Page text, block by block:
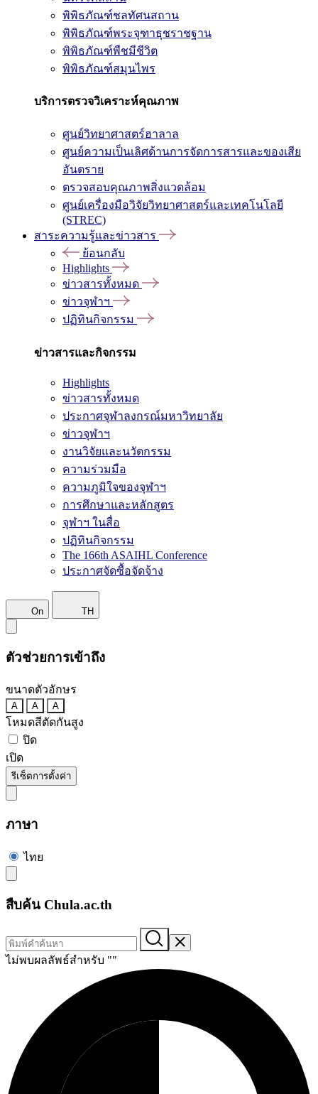
พิพิธภัณฑ์ชลทัศนสถาน
พิพิธภัณฑ์พระจุฑาธุชราชฐาน
พิพิธภัณฑ์พืชมีชีวิต
พิพิธภัณฑ์สมุนไพร
บริการตรวจวิเคราะห์คุณภาพ
ศูนย์วิทยาศาสตร์ฮาลาล
ศูนย์ความเป็นเลิศด้านการจัดการสารและของเสีย
อันตราย
ตรวจสอบคุณภาพสิ่งแวดล้อม
ศูนย์เครื่องมือวิจัยวิทยาศาสตร์และเทคโนโลยี
(STREC)
สาระความรู้และข่าวสาร
ย้อนกลับ
Highlights
ข่าวสารทั้งหมด
ข่าวจุฬาฯ
ปฏิทินกิจกรรม
ข่าวสารและกิจกรรม
Highlights
ข่าวสารทั้งหมด
ประกาศจุฬาลงกรณ์มหาวิทยาลัย
ข่าวจุฬาฯ
งานวิจัยและนวัตกรรม
ความร่วมมือ
ความภูมิใจของจุฬาฯ
การศึกษาและหลักสูตร
จุฬาฯ ในสื่อ
ปฏิทินกิจกรรม
The 166th ASAIHL Conference
ประกาศจัดซื้อจัดจ้าง
On TH
ตัวช่วยการเข้าถึง
ขนาดตัวอักษร
A A A
โหมดสีตัดกันสูง
ปิด
เปิด
รีเซ็ตการตั้งค่า
ภาษา
ไทย
สืบค้น Chula.ac.th
ไม่พบผลลัพธ์สำหรับ ""